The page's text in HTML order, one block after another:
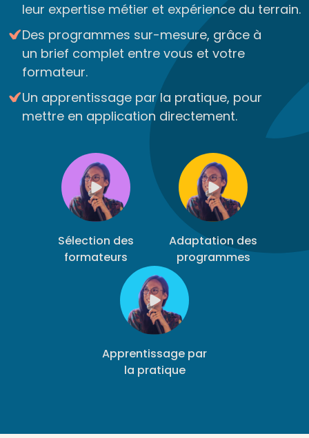
leur expertise métier et expérience du terrain.
Des programmes sur-mesure, grâce à
un brief complet entre vous et votre
formateur.
Un apprentissage par la pratique, pour
mettre en application directement.
Sélection des
formateurs
Adaptation des
programmes
Apprentissage par
la pratique